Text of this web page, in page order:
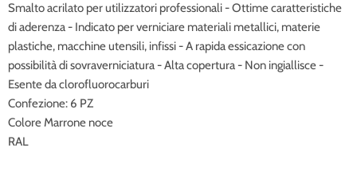
Smalto acrilato per utilizzatori professionali - Ottime caratteristiche
di aderenza - Indicato per verniciare materiali metallici, materie
plastiche, macchine utensili, infissi - A rapida essicazione con
possibilità di sovraverniciatura - Alta copertura - Non ingiallisce -
Esente da clorofluorocarburi
Confezione: 6 PZ
Colore Marrone noce
RAL